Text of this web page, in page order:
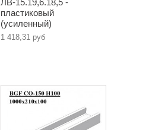
ЛВ-15.19,6.18,5 -
пластиковый
(усиленный)
1 418,31 руб